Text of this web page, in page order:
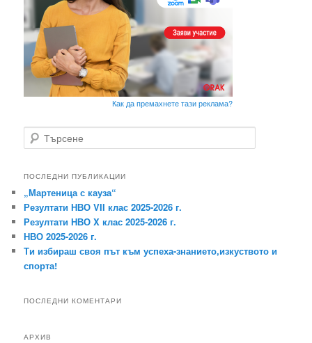
Как да премахнете тази реклама?
ъ
с
н
е
ПОСЛЕДНИ ПУБЛИКАЦИИ
„Мартеница с кауза“
Резултати НВО VII клас 2025-2026 г.
Резултати НВО X клас 2025-2026 г.
НВО 2025-2026 г.
Ти избираш своя път към успеха-знанието,изкуството и
спорта!
ПОСЛЕДНИ КОМЕНТАРИ
АРХИВ